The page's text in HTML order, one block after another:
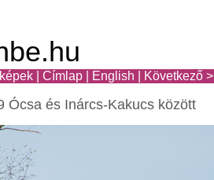
Címlap English Következő >
Ócsa és Inárcs-Kakucs között